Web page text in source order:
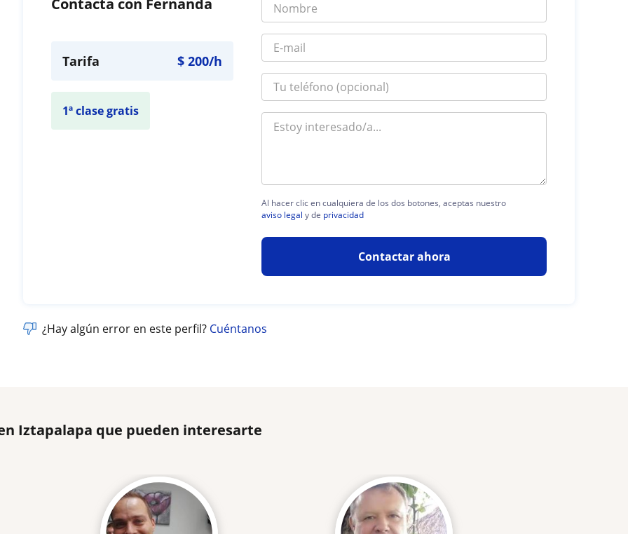
Contacta con Fernanda
Tarifa $200/h
1ª clase gratis
Al hacer clic en cualquiera de los dos botones, aceptas nuestro
aviso legal y de privacidad
Contactar ahora
¿Hay algún error en este perfil? Cuéntanos
Iztapalapa que pueden interesarte